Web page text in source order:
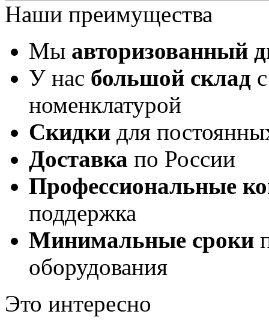
Наши преимущества
Мы авторизованный
У нас большой склад
номенклатурой
Скидки для
Доставка по России
Профессиональные
поддержка
Минимальные сроки
оборудования
Это интересно